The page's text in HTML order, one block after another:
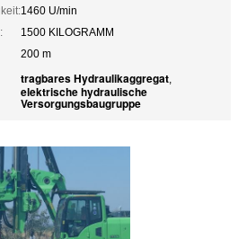
1460 U/min
1500 KILOGRAMM
200 m
tragbares Hydraulikaggregat,
elektrische hydraulische
Versorgungsbaugruppe